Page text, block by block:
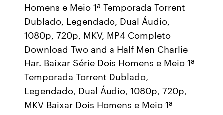
Homens e Meio 1ª Temporada Torrent
Dublado, Legendado, Dual Áudio,
1080p, 720p, MKV, MP4 Completo
Download Two and a Half Men Charlie
Har. Baixar Série Dois Homens e Meio 1ª
Temporada Torrent Dublado,
Legendado, Dual Áudio, 1080p, 720p,
MKV Baixar Dois Homens e Meio 1ª